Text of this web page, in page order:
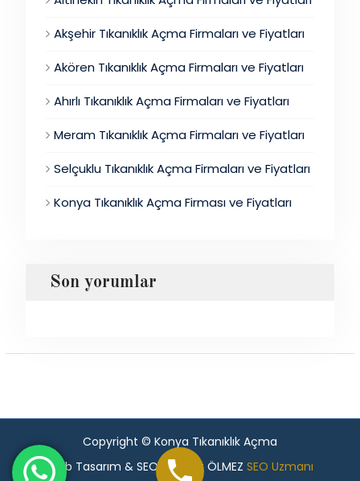
Akşehir Tıkanıklık Açma Firmaları ve Fiyatları
Akören Tıkanıklık Açma Firmaları ve Fiyatları
Ahırlı Tıkanıklık Açma Firmaları ve Fiyatları
Meram Tıkanıklık Açma Firmaları ve Fiyatları
Selçuklu Tıkanıklık Açma Firmaları ve Fiyatları
Konya Tıkanıklık Açma Firması ve Fiyatları
Son yorumlar
Copyright © Konya Tıkanıklık Açma
Web Tasarım & SEO - Murat ÖLMEZ SEO Uzmanı